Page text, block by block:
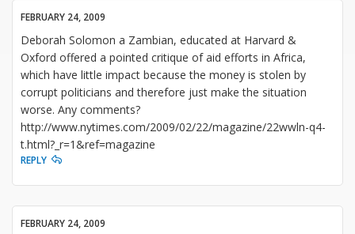
FEBRUARY 24, 2009
Deborah Solomon a Zambian, educated at Harvard &
Oxford offered a pointed critique of aid efforts in Africa,
which have little impact because the money is stolen by
corrupt politicians and therefore just make the situation
worse. Any comments?
http://www.nytimes.com/2009/02/22/magazine/22wwln-q4-
t.html?_r=1&ref=magazine
REPLY
FEBRUARY 24, 2009